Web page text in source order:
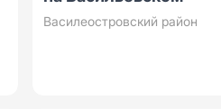
Василеостровский район